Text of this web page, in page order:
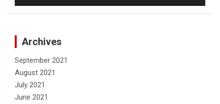
Archives
September 2021
August 2021
July 2021
June 2021